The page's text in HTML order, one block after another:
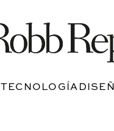
TECNOLOGÍA